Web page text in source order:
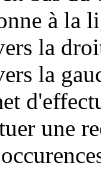
à la
la
la
une